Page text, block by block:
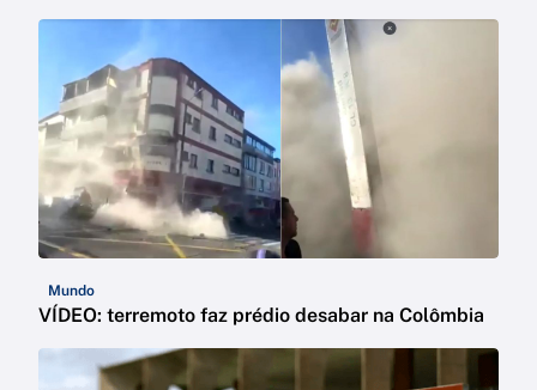
Mundo
VÍDEO: terremoto faz prédio desabar na Colômbia